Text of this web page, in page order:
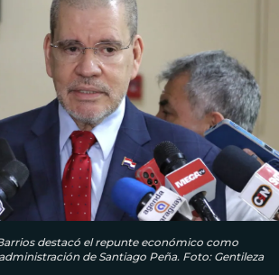
destacó el repunte económico como
de Santiago Peña. Foto: Gentileza